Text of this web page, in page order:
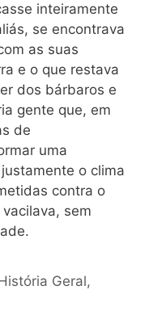
inteiramente
se encontrava
as suas
e o que restava
dos bárbaros e
gente que, em
de
uma
o clima
contra o
sem
Geral,